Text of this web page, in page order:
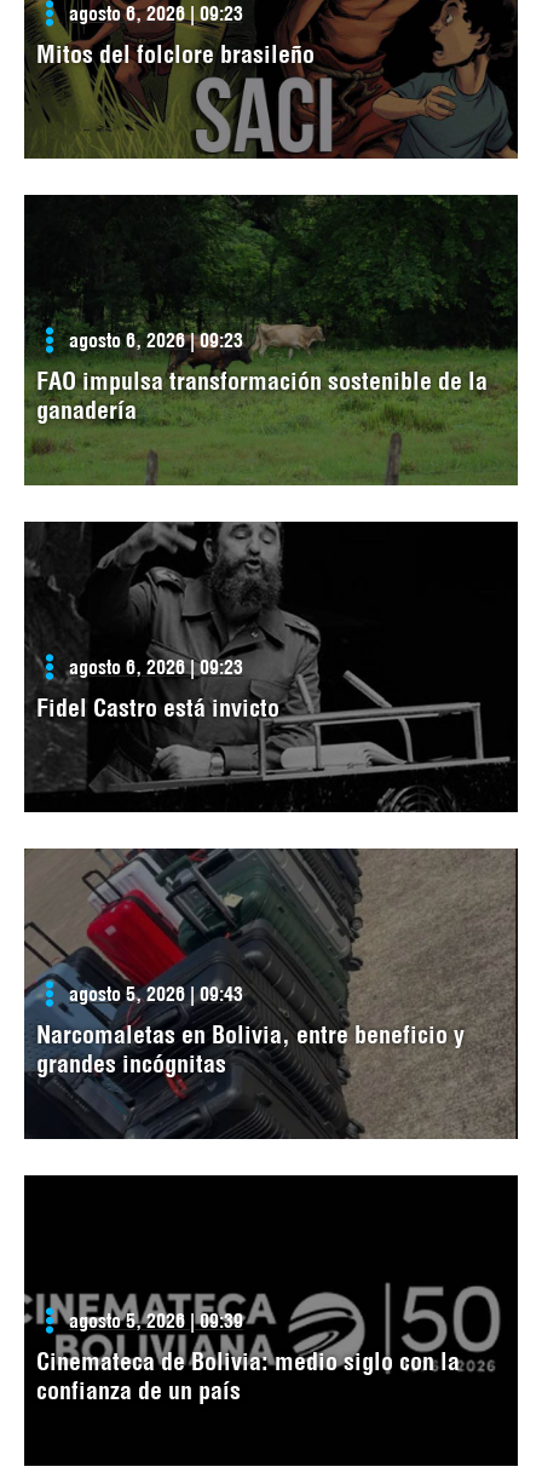
agosto 6, 2026 | 09:23
Mitos del folclore brasileño
agosto 6, 2026 | 09:23
FAO impulsa transformación sostenible de la
ganadería
agosto 6, 2026 | 09:23
Fidel Castro está invicto
agosto 5, 2026 | 09:43
Narcomaletas en Bolivia, entre beneficio y
grandes incógnitas
agosto 5, 2026 | 09:39
Cinemateca de Bolivia: medio siglo con la
confianza de un país